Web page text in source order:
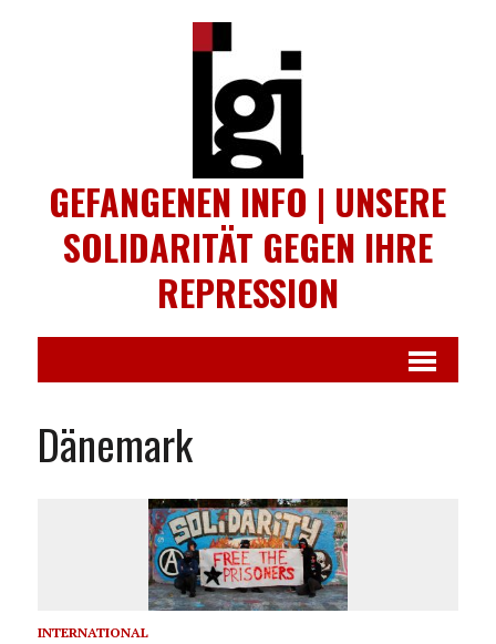
GEFANGENEN INFO | UNSERE
SOLIDARITÄT GEGEN IHRE
REPRESSION
Dänemark
INTERNATIONAL